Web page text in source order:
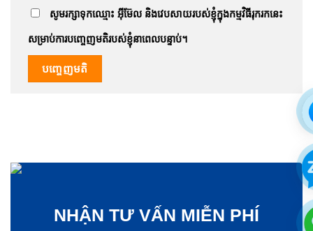
សូមរក្សាទុកឈ្មោះ អ៊ីម៊ែល និងវេបសាយរបស់ខ្ញុំក្នុងកម្មវិធីរុករកនេះ
សម្រាប់ការបញ្ចេញមតិរបស់ខ្ញុំនាពេលបន្ទាប់។
NHẬN TƯ VẤN MIỄN PHÍ